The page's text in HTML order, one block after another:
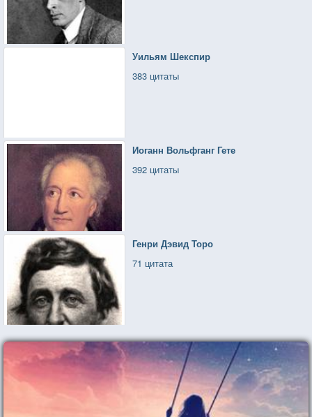
Уильям Шекспир
383 цитаты
Иоганн Вольфганг Гете
392 цитаты
Генри Дэвид Торо
71 цитата